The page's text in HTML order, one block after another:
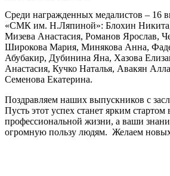
Среди награжденных медалистов –
«СМК им. Н.Ляпиной»: Блохин
Мизева Анастасия, Романов Ярослав,
Широкова Мария, Минякова Анна,
Абубакир, Дубинина Яна, Хазова
Анастасия, Кучко Наталья, Авакян
Семенова Екатерина.
Поздравляем наших выпускников с
Пусть этот успех станет ярким стартом
профессиональной жизни, а ваши
огромную пользу людям. Желаем